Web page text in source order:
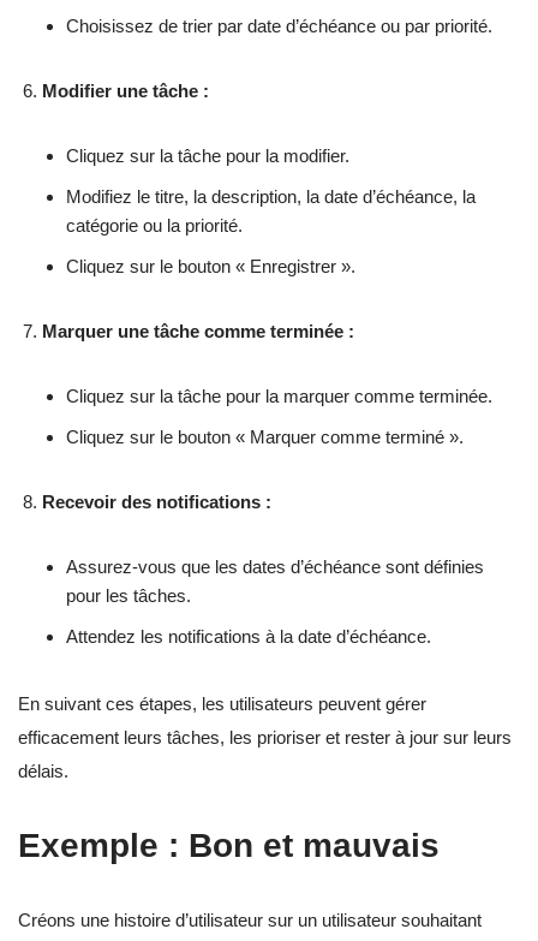
Choisissez de trier par date d’échéance ou par priorité.
Modifier une tâche :
Cliquez sur la tâche pour la modifier.
Modifiez le titre, la description, la date d’échéance, la
catégorie ou la priorité.
Cliquez sur le bouton « Enregistrer ».
Marquer une tâche comme terminée :
Cliquez sur la tâche pour la marquer comme terminée.
Cliquez sur le bouton « Marquer comme terminé ».
Recevoir des notifications :
Assurez-vous que les dates d’échéance sont définies
pour les tâches.
Attendez les notifications à la date d’échéance.
En suivant ces étapes, les utilisateurs peuvent gérer
efficacement leurs tâches, les prioriser et rester à jour sur leurs
délais.
Exemple : Bon et mauvais
Créons une histoire d’utilisateur sur un utilisateur souhaitant